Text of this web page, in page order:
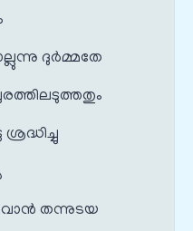
ദുര്‍മ്മതേ
തന്നുടയ